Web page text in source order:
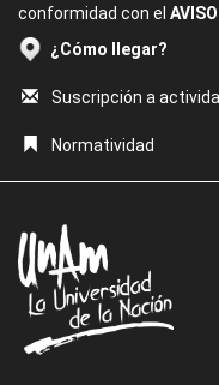
conformidad con el
¿Cómo llegar?
Suscripción a
Normatividad